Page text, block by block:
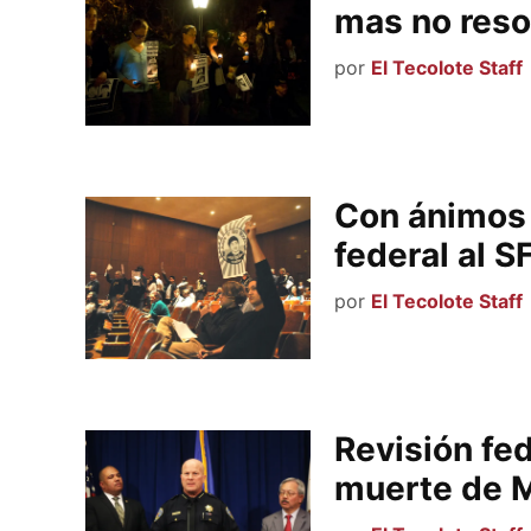
mas no
por El Tecolote Staff
Con
federal al
por El Tecolote Staff
Revisión
muerte de